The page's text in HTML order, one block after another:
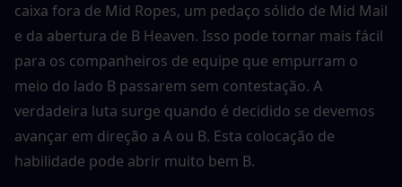
caixa fora de Mid Ropes, um pedaço sólido de Mid Mail
e da abertura de B Heaven. Isso pode tornar mais fácil
para os companheiros de equipe que empurram o
meio do lado B passarem sem contestação. A
verdadeira luta surge quando é decidido se devemos
avançar em direção a A ou B. Esta colocação de
habilidade pode abrir muito bem B.